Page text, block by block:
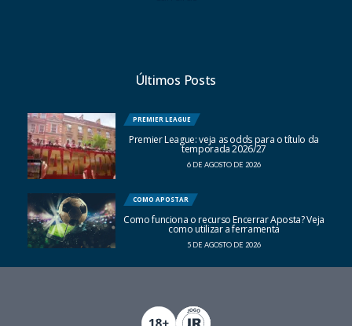
Últimos Posts
PREMIER LEAGUE
Premier League: veja as odds para o título da
temporada 2026/27
6 DE AGOSTO DE 2026
COMO APOSTAR
Como funciona o recurso Encerrar Aposta? Veja
como utilizar a ferramenta
5 DE AGOSTO DE 2026